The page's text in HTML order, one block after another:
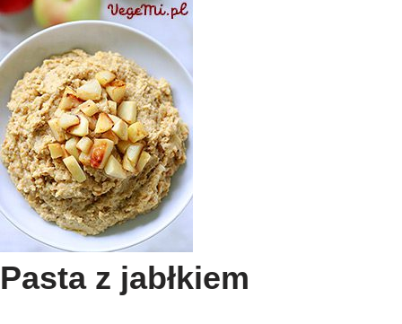
Pasta z jabłkiem